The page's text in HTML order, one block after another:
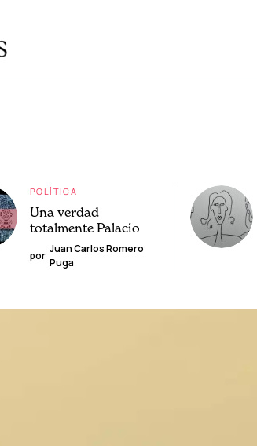
POLÍTICA
Una verdad
totalmente Palacio
por
Juan Carlos Romero
Puga